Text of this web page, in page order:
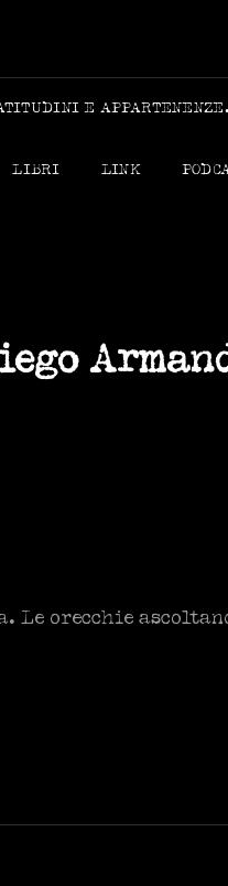
E APPARTENENZE.
LIBRI LINK
Le orecchie